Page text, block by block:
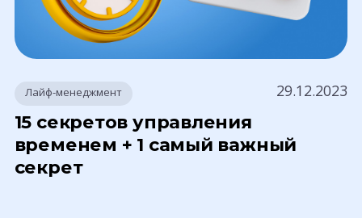
Лайф-менеджмент 29.12.2023
15 секретов управления
временем + 1 самый важный
секрет